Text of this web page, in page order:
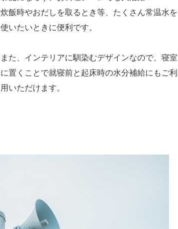
炊飯時やおだしを取るとき等、たくさん常温水を
使いたいときに便利です。
また、インテリアに馴染むデザインなので、寝室
に置くことで就寝前と起床時の水分補給にもご利
用いただけます。